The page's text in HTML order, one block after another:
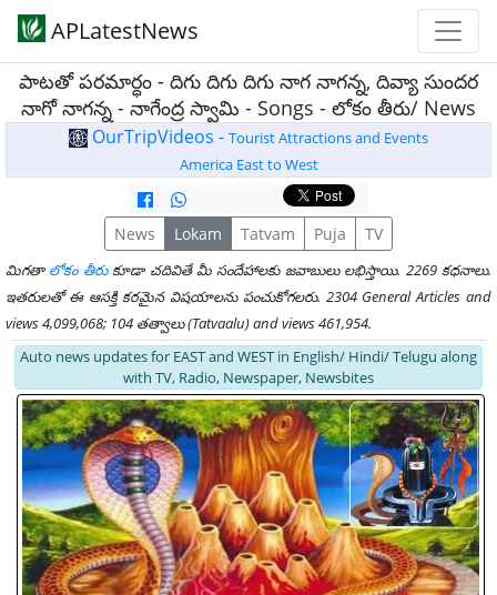
APLatestNews
పాటతో పరమార్ధం - దిగు దిగు దిగు నాగ నాగన్న, దివ్యా సుందర
నాగో నాగన్న - నాగేంద్ర స్వామి - Songs - లోకం తీరు/ News
OurTripVideos - Tourist Attractions and Events
America East to West
News Lokam Tatvam Puja TV
మిగతా లోకం తీరుకూడా చదివితే మీ సందేహాలకు జవాబులు లభిస్తాయి. 2269 కధనాలు.
ఇతరులతో ఈ ఆసక్తి కరమైన విషయాలను పంచుకోగలరు. 2304 General Articles and
views 4,099,068; 104 తత్వాలు (Tatvaalu) and views 461,954.
Auto news updates for EAST and WEST in English/ Hindi/ Telugu along
with TV, Radio, Newspaper, Newsbites